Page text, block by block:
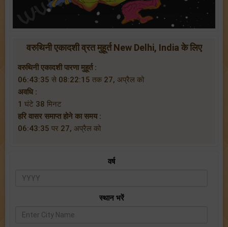
वरुथिनी एकादशी व्रत मुहूर्त New Delhi, India के लिए
वरुथिनी एकादशी पारणा मुहूर्त :
06:43:35 से 08:22:15 तक 27, अप्रैल को
अवधि :
1 घंटे 38 मिनट
हरि वासर समाप्त होने का समय :
06:43:35 पर 27, अप्रैल को
वर्ष
स्थान भरें